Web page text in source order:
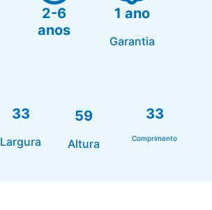
2-6
anos
1 ano
Garantia
33
Largura
59
Altura
33
Comprimento